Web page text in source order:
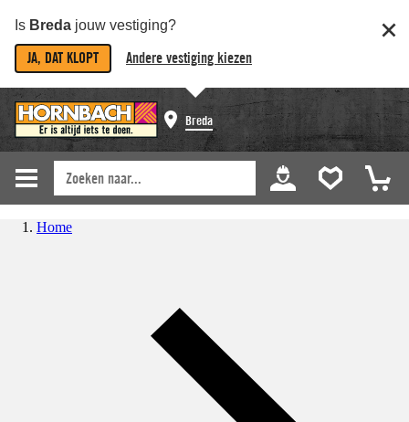
Is Breda jouw vestiging?
JA, DAT KLOPT Andere vestiging kiezen
Breda
Home